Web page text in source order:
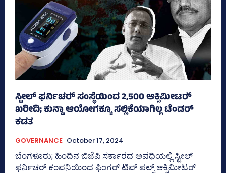
ಸ್ಟೀಲ್‌ ಫರ್ನಿಚರ್‍‌ ಸಂಸ್ಥೆಯಿಂದ 2,500 ಆಕ್ಸಿಮೀಟರ್‍‌
ಖರೀದಿ; ಕುನ್ಹಾ ಆಯೋಗಕ್ಕೂ ಸಲ್ಲಿಕೆಯಾಗಿಲ್ಲ ಟೆಂಡರ್‌
ಕಡತ
GOVERNANCE October 17, 2024
ಬೆಂಗಳೂರು; ಹಿಂದಿನ ಬಿಜೆಪಿ ಸರ್ಕಾರದ ಅವಧಿಯಲ್ಲಿ ಸ್ಟೀಲ್‌
ಫರ್ನಿಚರ್‍‌ ಕಂಪನಿಯಿಂದ ಫಿಂಗರ್‍‌ ಟಿಪ್‌ ಪಲ್ಸ್‌ ಆಕ್ಸಿಮೀಟರ್‍‌